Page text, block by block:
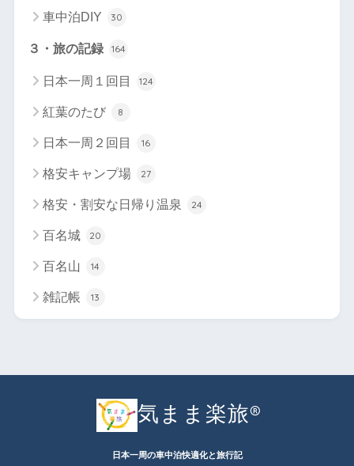
車中泊DIY 30
３・旅の記録 164
日本一周１回目 124
紅葉のたび 8
日本一周２回目 16
格安キャンプ場 27
格安・割安な日帰り温泉 24
百名城 20
百名山 14
雑記帳 13
気まま楽旅®︎
日本一周の車中泊快適化と旅行記